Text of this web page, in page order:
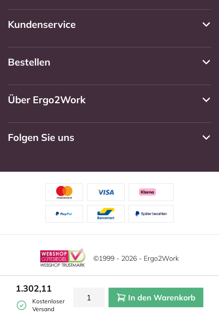
1.302,11
Kostenloser
Versand
In den Warenkorb
Kundenservice
Bestellen
Über Ergo2Work
Folgen Sie uns
©1999 - 2026 - Ergo2Work
Haftungsausschluss
Allgemeine Geschäftsbedingungen
Cookie-Einstellungen